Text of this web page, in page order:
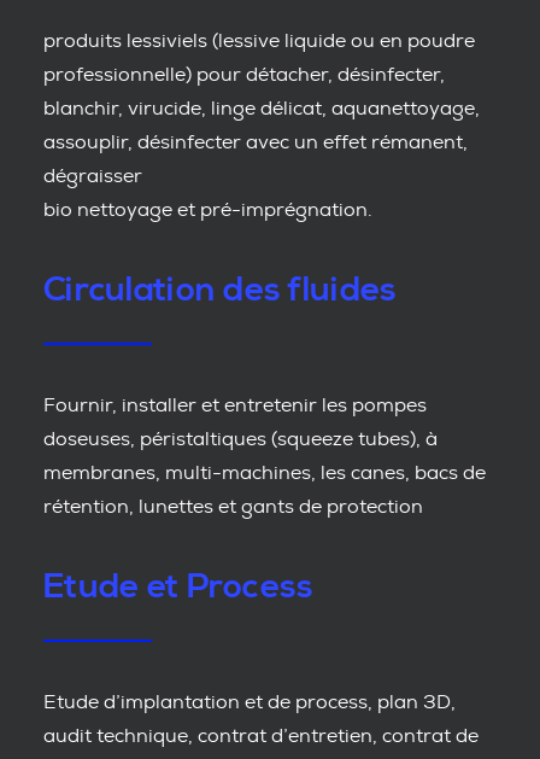
produits lessiviels (lessive liquide ou en poudre
professionnelle) pour détacher, désinfecter,
blanchir, virucide, linge délicat, aquanettoyage,
assouplir, désinfecter avec un effet rémanent,
dégraisser
bio nettoyage et pré-imprégnation.
Circulation des fluides
Fournir, installer et entretenir les pompes
doseuses, péristaltiques (squeeze tubes), à
membranes, multi-machines, les canes, bacs de
rétention, lunettes et gants de protection
Etude et Process
Etude d’implantation et de process, plan 3D,
audit technique, contrat d’entretien, contrat de